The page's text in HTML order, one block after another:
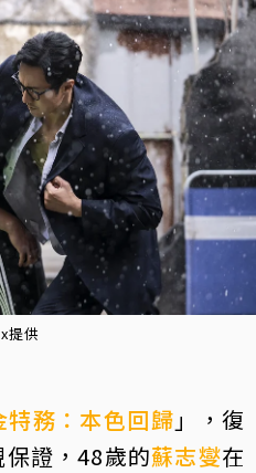
提供
特務：本色回歸 」，復
證，48歲的蘇志燮在